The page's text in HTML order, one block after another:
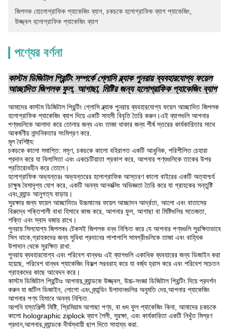
জিপলক হোলোগ্রাফিক প্যাকেজিং ব্যাগ চকচকে হলোগ্রাফিক ব্যাগ প্যাকেজিং
উজ্জ্বল হলোগ্রাফিক প্যাকেজিং ব্যাগ
পণ্যের বর্ণনা
কাস্টম ডিজিটাল প্রিন্টিং সম্পর্কে গ্লোসি ব্ল্যাক পুনরায় ব্যবহারযোগ্য ফয়েল
আচ্ছাদিত জিপলক ফুল, আগাছা, মিষ্টির জন্য হলোগ্রাফিক প্যাকেজিং ব্যাগ
আমাদের কাস্টম ডিজিটাল প্রিন্টিং গ্লোসি ব্ল্যাক পুনরায় ব্যবহারযোগ্য ফয়েল আচ্ছাদিত জিপলক
হলোগ্রাফিক প্যাকেজিং ব্যাগ দিয়ে একটি সাহসী বিবৃতি তৈরি করুন।এই ব্যাগগুলি আপনার
পণ্যগুলিকে আলাদা করে তোলার জন্য এবং তাজা থাকার জন্য শীর্ষ স্তরের কার্যকারিতার সাথে
আকর্ষণীয় নান্দনিকতার সংমিশ্রণ করে.
মূল বৈশিষ্ট্য:
চকচকে কালো সমাপ্তি: মসৃণ, চকচকে কালো বহিরাগত একটি আধুনিক, পরিশীলিত চেহারা
প্রদান করে যা বিলাসিতা এবং একচেটিয়াতা প্রকাশ করে, আপনার পণ্যগুলিকে তাকের উপর
প্রতিরোধহীন করে তোলে।
হলোগ্রাফিক অভ্যন্তরঃ অভ্যন্তরের হলোগ্রাফিক আস্তরণ কালো বাইরের একটি অত্যাশ্চর্য
চাক্ষুষ বৈসাদৃশ্য যোগ করে, একটি অনন্য আনবক্সিং অভিজ্ঞতা তৈরি করে যা গ্রাহকের সন্তুষ্টি
এবং ব্র্যান্ড আনুগত্য বাড়ায়।
সুরক্ষার জন্য ফয়েল আচ্ছাদিতঃ উচ্চমানের ফয়েল আচ্ছাদন আর্দ্রতা, আলো এবং বাতাসের
বিরুদ্ধে শক্তিশালী বাধা হিসাবে কাজ করে, আপনার ফুল, আগাছা বা মিষ্টিগুলির সতেজতা,
শক্তি এবং স্বাদ বজায় রাখে।
পুনরায় সিলযোগ্য জিপলকঃ টেকসই জিপলক বন্ধ নিশ্চিত করে যে আপনার পণ্যগুলি সুরক্ষিতভাবে
সিল থাকে,গ্রাহকদের জন্য সুবিধা প্রদানের পাশাপাশি সামগ্রীগুলিকে তাজা এবং বাহ্যিক
উপাদান থেকে সুরক্ষিত রাখা.
পুনরায় ব্যবহারযোগ্য এবং পরিবেশ বান্ধবঃ এই ব্যাগগুলি একাধিক ব্যবহারের জন্য ডিজাইন করা
হয়েছে, পরিবেশ বান্ধব প্যাকেজিং বিকল্প সরবরাহ করে যা বর্জ্য হ্রাস করে এবং পরিবেশ সচেতন
গ্রাহকদের কাছে আবেদন করে।
কাস্টম ডিজিটাল প্রিন্টিংঃ আপনার ব্র্যান্ডকে উজ্জ্বল, উচ্চ-সংজ্ঞা ডিজিটাল প্রিন্টিং দিয়ে প্রদর্শন
করুন যা জটিল ডিজাইন, লোগো এবং ব্র্যান্ডিং উপাদানগুলির অনুমতি দেয়,আপনার প্যাকেজিং
আপনার পণ্য হিসাবে অনন্য নিশ্চিত.
আপনি হস্তশিল্পী মিষ্টি, প্রিমিয়াম আগাছা পণ্য, বা গুদ ফুল প্যাকেজিং কিনা, আমাদের চকচকে
কালো holographic ziplock ব্যাগ শৈলী, সুরক্ষা, এবং কার্যকারিতা একটি নিখুঁত মিশ্রণ
প্রদান,আপনার ব্র্যান্ডকে দীর্ঘস্থায়ী ছাপ দিতে সাহায্য করা.